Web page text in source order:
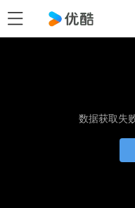
数据获取失